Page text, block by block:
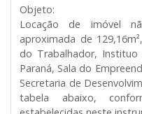
Objeto:
Locação de imóvel
aproximada de
do Trabalhador,
Paraná, Sala do
Secretaria de
tabela abaixo,